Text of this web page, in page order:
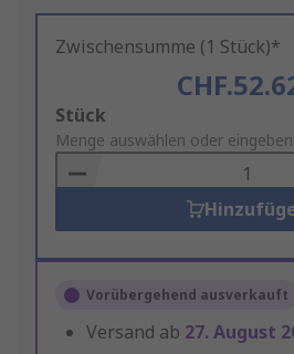
Zwischensumme (1 Stück)*
Add
to
Basket
Stück
Menge auswählen oder eingeben
Vorübergehend ausverkauft
Versand ab 27. August